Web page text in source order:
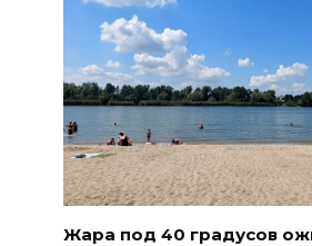
Жара под 40 градусов